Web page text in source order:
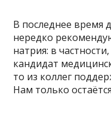
В последнее время
нередко
натрия: в
кандидат
то из коллег
Нам только